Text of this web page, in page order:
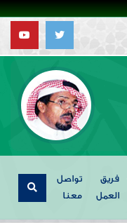
فريق
العمل
تواصل
معنا